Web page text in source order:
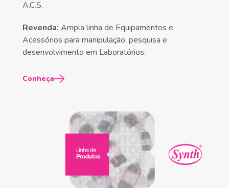
A.C.S.
Revenda: Ampla linha de Equipamentos e
Acessórios para manipulação, pesquisa e
desenvolvimento em Laboratórios.
Conheça